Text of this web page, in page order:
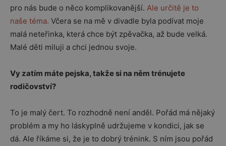
pro nás bude o něco komplikovanější. Ale určitě je to
naše téma. Včera se na mě v divadle byla podívat moje
malá neteřinka, která chce být zpěvačka, až bude velká.
Malé děti miluji a chci jednou svoje.
Vy zatím máte pejska, takže si na něm trénujete
rodičovství?
To je malý čert. To rozhodně není anděl. Pořád má nějaký
problém a my ho láskyplně udržujeme v kondici, jak se
dá. Ale říkáme si, že je to dobrý trénink. S ním jsou pořád